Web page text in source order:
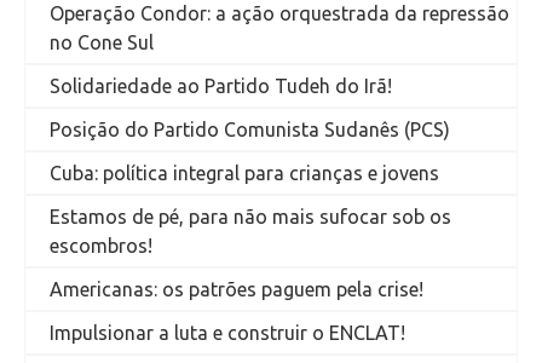
Operação Condor: a ação orquestrada da repressão
no Cone Sul
Solidariedade ao Partido Tudeh do Irã!
Posição do Partido Comunista Sudanês (PCS)
Cuba: política integral para crianças e jovens
Estamos de pé, para não mais sufocar sob os
escombros!
Americanas: os patrões paguem pela crise!
Impulsionar a luta e construir o ENCLAT!